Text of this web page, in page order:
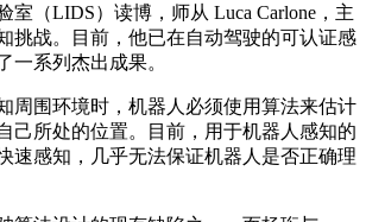
室（LIDS）读博，师从 Luca Carlone，主
挑战。目前，他已在自动驾驶的可认证感
一系列杰出成果。
围环境时，机器人必须使用算法来估计
己所处的位置。目前，用于机器人感知的
速感知，几乎无法保证机器人是否正确理